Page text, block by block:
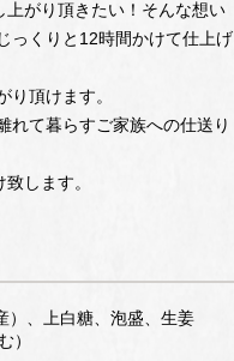
上がり頂きたい！そんな想い
っくりと12時間かけて仕上げ
頂けます。
れて暮らすご家族への仕送り
します。
）、上白糖、泡盛、生姜
）